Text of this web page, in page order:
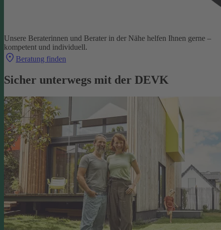
Unsere Beraterinnen und Berater in der Nähe helfen Ihnen gerne –
kompetent und individuell.
Beratung finden
Sicher unterwegs mit der DEVK